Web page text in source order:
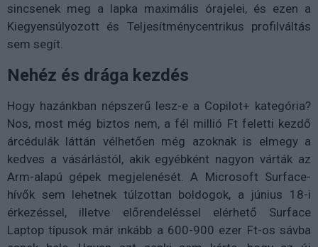
sincsenek meg a lapka maximális órajelei, és ezen a
Kiegyensúlyozott és Teljesítménycentrikus profilváltás
sem segít.
Nehéz és drága kezdés
Hogy hazánkban népszerű lesz-e a Copilot+ kategória?
Nos, most még biztos nem, a fél millió Ft feletti kezdő
árcédulák láttán vélhetően még azoknak is elmegy a
kedves a vásárlástól, akik egyébként nagyon várták az
Arm-alapú gépek megjelenését. A Microsoft Surface-
hívők sem lehetnek túlzottan boldogok, a június 18-i
érkezéssel, illetve előrendeléssel elérhető Surface
Laptop típusok már inkább a 600-900 ezer Ft-os sávba